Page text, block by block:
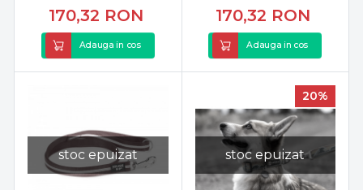
170,32 RON
Adauga in cos
170,32 RON
Adauga in cos
stoc epuizat stoc epuizat
20%